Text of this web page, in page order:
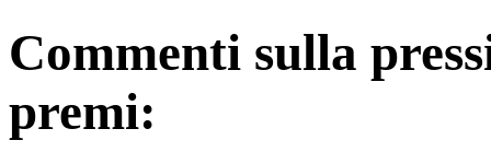
Commenti sulla
premi: